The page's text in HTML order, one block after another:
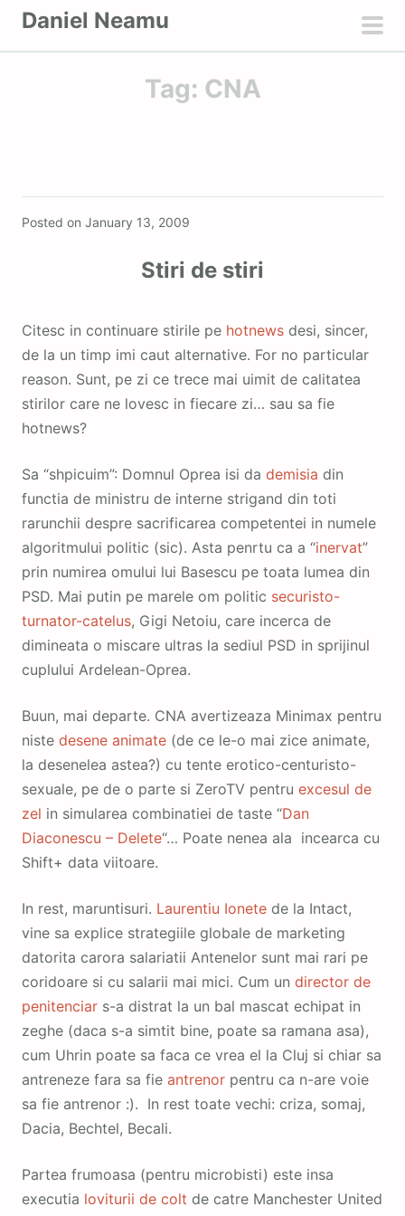
Daniel Neamu
Tag: CNA
Posted on January 13, 2009
Stiri de stiri
Citesc in continuare stirile pe hotnews desi, sincer,
de la un timp imi caut alternative. For no particular
reason. Sunt, pe zi ce trece mai uimit de calitatea
stirilor care ne lovesc in fiecare zi… sau sa fie
hotnews?
Sa “shpicuim”: Domnul Oprea isi da demisia din
functia de ministru de interne strigand din toti
rarunchii despre sacrificarea competentei in numele
algoritmului politic (sic). Asta penrtu ca a “inervat”
prin numirea omului lui Basescu pe toata lumea din
PSD. Mai putin pe marele om politic securisto-
turnator-catelus, Gigi Netoiu, care incerca de
dimineata o miscare ultras la sediul PSD in sprijinul
cuplului Ardelean-Oprea.
Buun, mai departe. CNA avertizeaza Minimax pentru
niste desene animate (de ce le-o mai zice animate,
la desenelea astea?) cu tente erotico-centuristo-
sexuale, pe de o parte si ZeroTV pentru excesul de
zel in simularea combinatiei de taste “Dan
Diaconescu – Delete“… Poate nenea ala incearca cu
Shift+ data viitoare.
In rest, maruntisuri. Laurentiu Ionete de la Intact,
vine sa explice strategiile globale de marketing
datorita carora salariatii Antenelor sunt mai rari pe
coridoare si cu salarii mai mici. Cum un director de
penitenciar s-a distrat la un bal mascat echipat in
zeghe (daca s-a simtit bine, poate sa ramana asa),
cum Uhrin poate sa faca ce vrea el la Cluj si chiar sa
antreneze fara sa fie antrenor pentru ca n-are voie
sa fie antrenor :). In rest toate vechi: criza, somaj,
Dacia, Bechtel, Becali.
Partea frumoasa (pentru microbisti) este insa
executia loviturii de colt de catre Manchester United